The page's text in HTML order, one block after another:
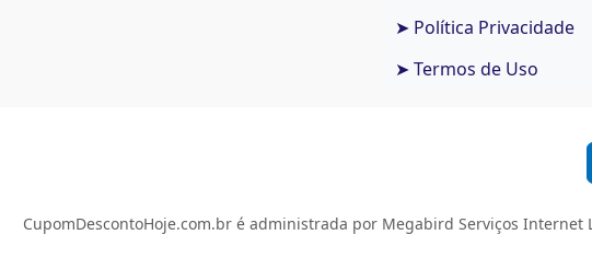
➤ Política Privacidade
➤ Termos de Uso
CupomDescontoHoje.com.br é administrada por Megabird Serviços Internet